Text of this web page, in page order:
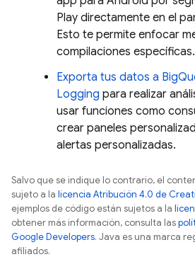
Play directamente en el
Esto te permite enfocar
compilaciones específicas.
Exporta tus datos a
Logging para realizar
usar funciones como
crear paneles
alertas personalizadas.
Salvo que se indique lo contrario, el
sujeto a la licencia Atribución 4.0 de
ejemplos de código están sujetos a la
obtener más información, consulta las
Google Developers. Java es una marca
afiliados.